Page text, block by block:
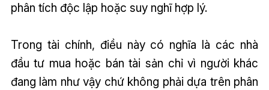
phân tích độc lập hoặc suy nghĩ hợp lý.
Trong tài chính, điều này có nghĩa là các nhà
đầu tư mua hoặc bán tài sản chỉ vì người khác
đang làm như vậy chứ không phải dựa trên phân